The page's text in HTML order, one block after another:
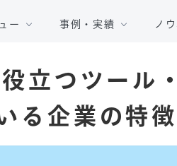
ー 事例・実績 ノ
立つツール
る企業の特徴